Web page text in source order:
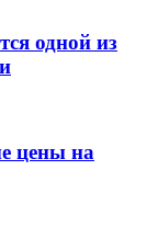
одной из
цены на